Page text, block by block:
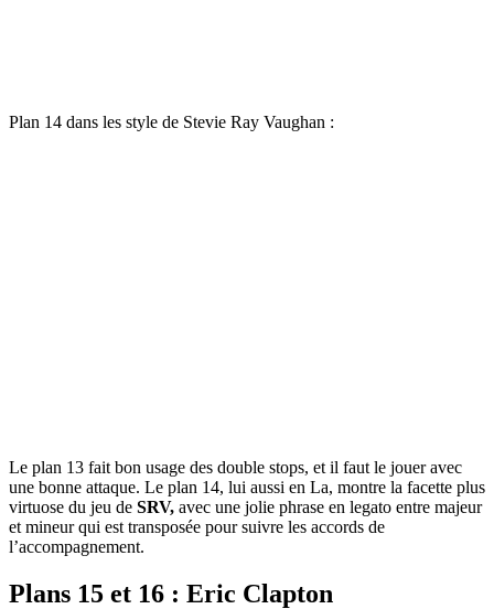
Plan 14 dans les style de Stevie Ray Vaughan :
Le plan 13 fait bon usage des double stops, et il faut le jouer avec
une bonne attaque. Le plan 14, lui aussi en La, montre la facette plus
virtuose du jeu de SRV, avec une jolie phrase en legato entre majeur
et mineur qui est transposée pour suivre les accords de
l’accompagnement.
Plans 15 et 16 : Eric Clapton